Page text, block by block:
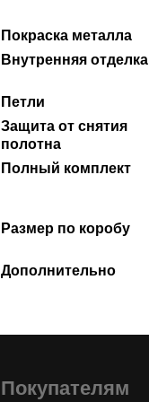
Покраска металла
Внутренняя отделка
Петли
Защита от снятия
полотна
Полный комплект
Размер по коробу
Дополнительно
Покупателям